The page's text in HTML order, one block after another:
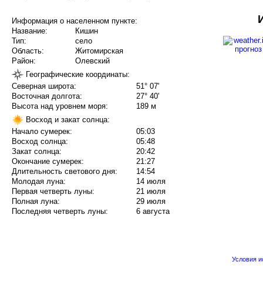
Информация о населенном пункте:
Название:
Кишин
Тип:
село
Область:
Житомирская
Район:
Олевский
Географические координаты:
Северная широта:
51° 07'
Восточная долгота:
27° 40'
Высота над уровнем моря:
189 м
Восход и закат солнца:
Начало сумерек:
05:03
Восход солнца:
05:48
Закат солнца:
20:42
Окончание сумерек:
21:27
Длительность светового дня:
14:54
Молодая луна:
14 июля
Первая четверть луны:
21 июля
Полная луна:
29 июля
Последняя четверть луны:
6 августа
Условия